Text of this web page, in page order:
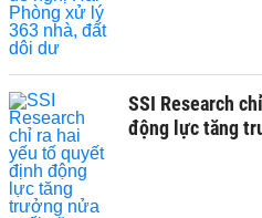
SSI Research
động lực tăng